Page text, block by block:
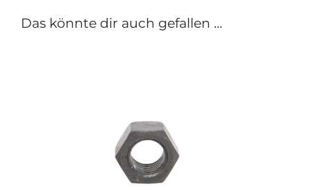
Das könnte dir auch gefallen …